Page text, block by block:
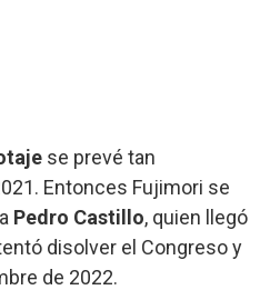
se prevé tan
Entonces Fujimori se
Pedro Castillo, quien llegó
disolver el Congreso y
de 2022.